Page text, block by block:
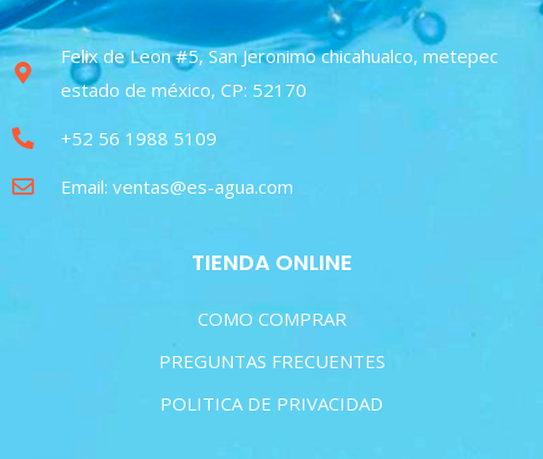
Felix de Leon #5, San Jeronimo chicahualco, metepec
estado de méxico, CP: 52170
+52 56 1988 5109
Email: ventas@es-agua.com
TIENDA ONLINE
COMO COMPRAR
PREGUNTAS FRECUENTES
POLITICA DE PRIVACIDAD